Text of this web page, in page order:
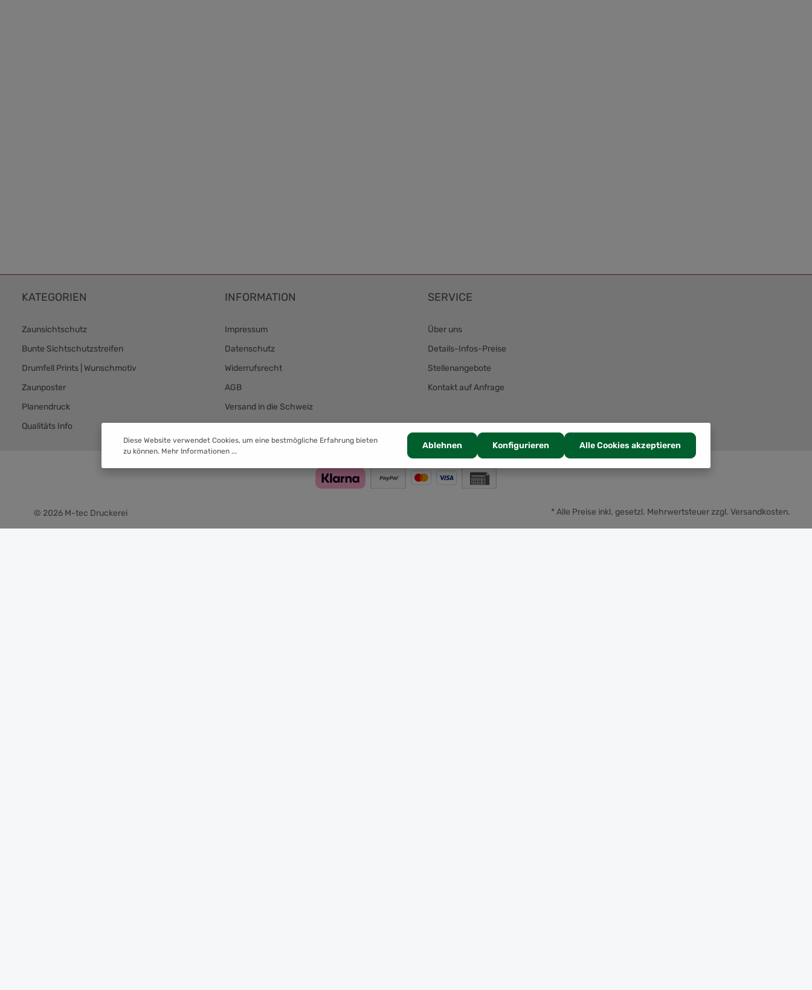
KATEGORIEN
Zaunsichtschutz
Bunte Sichtschutzstreifen
Drumfell Prints | Wunschmotiv
Zaunposter
Planendruck
Qualitäts Info
INFORMATION
Impressum
Datenschutz
Widerrufsrecht
AGB
Versand in die Schweiz
Versand & Zahlung
SERVICE
Über uns
Details-Infos-Preise
Stellenangebote
Kontakt auf Anfrage
© 2026 M-tec Druckerei * Alle Preise inkl. gesetzl. Mehrwertsteuer zzgl. Versandkosten.
Diese Website verwendet Cookies, um eine bestmögliche Erfahrung bieten
zu können. Mehr Informationen ...
Ablehnen Konfigurieren Alle Cookies akzeptieren